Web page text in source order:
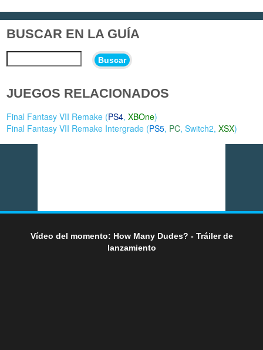
BUSCAR EN LA GUÍA
Buscar
JUEGOS RELACIONADOS
Final Fantasy VII Remake (PS4,XBOne)
Final Fantasy VII Remake Intergrade (PS5, PC,Switch2,XSX)
Vídeo del momento: How Many Dudes? - Tráiler de
lanzamiento